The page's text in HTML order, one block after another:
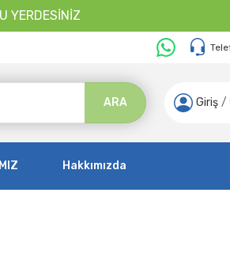
YERDESİNİZ
ARA Giriş /
Hakkımızda